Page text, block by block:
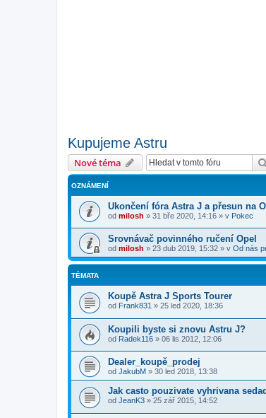
Kupujeme Astru
Nové téma
OZNÁMENÍ
Ukončení fóra Astra J a přesun na
od milosh » 31 bře 2020, 14:16 » v Pokec
Srovnávač povinného ručení Opel
od milosh » 23 dub 2019, 15:32 » v Od nás
TÉMATA
Koupě Astra J Sports Tourer
od Frank831 » 25 led 2020, 18:36
Koupili byste si znovu Astru J?
od Radek116 » 06 lis 2012, 12:06
Dealer_koupě_prodej
od JakubM » 30 led 2018, 13:38
Jak casto pouzivate vyhrivana
od JeanK3 » 25 zář 2015, 14:52